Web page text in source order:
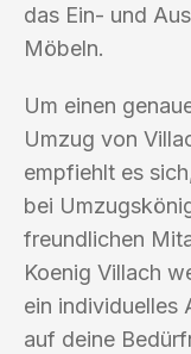
das Ein- und
Möbeln.
Um einen
Umzug von
empfiehlt es
bei
freundlichen
Koenig Villach
ein individuelles
auf deine